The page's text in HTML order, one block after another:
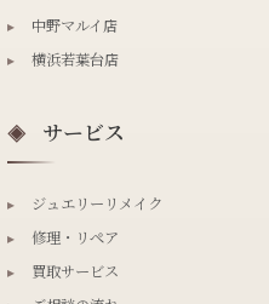
▸
中野マルイ店
▸
横浜若葉台店
◈ サービス
▸
ジュエリーリメイク
▸
修理・リペア
▸
買取サービス